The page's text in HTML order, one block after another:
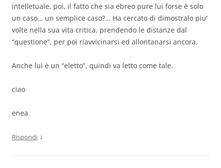
intelletuale, poi, il fatto che sia ebreo pure lui forse è solo
un caso… un semplice caso?… Ha cercato di dimostralo piu’
volte nella sua vita critica, prendendo le distanze dal
“questione”, per poi riavvicinarsi ed allontanarsi ancora.
Anche lui è un “eletto”, quindi va letto come tale.
ciao
enea
Rispondi ↓